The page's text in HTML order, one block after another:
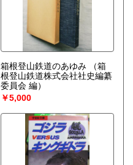
箱根登山鉄道のあゆみ
（箱
根登山鉄道株式会社社史編纂
委員会 編）
￥5,000